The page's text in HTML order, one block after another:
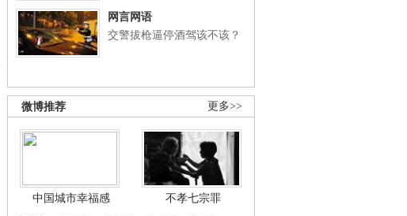
网言网语
交警拔枪逼停酒驾该不该？
更多>>
微博推荐
中国城市幸福感
不孝七宗罪